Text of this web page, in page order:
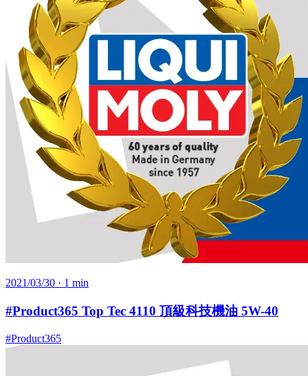
2021/03/30 · 1 min
#Product365 Top Tec 4110 頂級科技機油 5W-40
#Product365